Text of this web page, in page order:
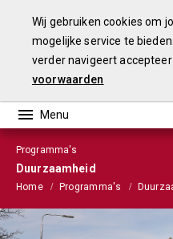
Wij gebruiken cookies om
mogelijke service te
verder navigeert accepteer
voorwaarden
Programma's
Duurzaamheid
Home Programma's